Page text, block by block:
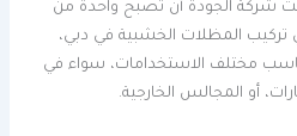
شركة الجودة أن تصبح واحدة من
المظلات الخشبية في دبي،
مختلف الاستخدامات، سواء في
أو المجالس الخارجية.